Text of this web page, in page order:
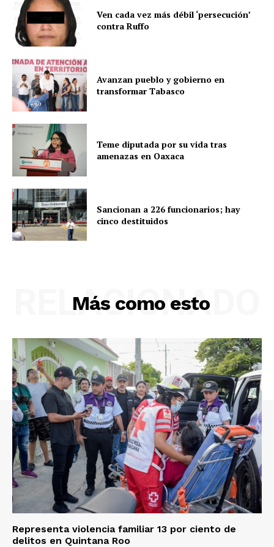
Ven cada vez más débil ‘persecución’
contra Ruffo
Avanzan pueblo y gobierno en
transformar Tabasco
Teme diputada por su vida tras
amenazas en Oaxaca
Sancionan a 226 funcionarios; hay
cinco destituidos
Más como esto
RELACIONADO
Representa violencia familiar 13 por ciento de
delitos en Quintana Roo